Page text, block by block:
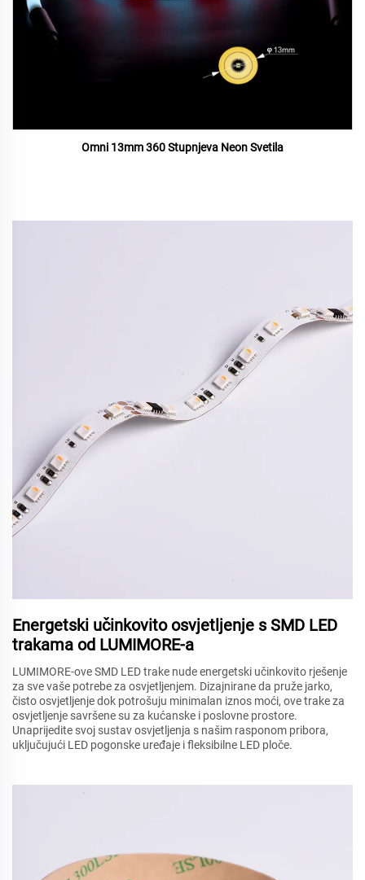
Omni 13mm 360 Stupnjeva Neon Svetila
Energetski učinkovito osvjetljenje s SMD LED
trakama od LUMIMORE-a
LUMIMORE-ove SMD LED trake nude energetski učinkovito rješenje
za sve vaše potrebe za osvjetljenjem. Dizajnirane da pruže jarko,
čisto osvjetljenje dok potrošuju minimalan iznos moći, ove trake za
osvjetljenje savršene su za kućanske i poslovne prostore.
Unaprijedite svoj sustav osvjetljenja s našim rasponom pribora,
uključujući LED pogonske uređaje i fleksibilne LED ploče.